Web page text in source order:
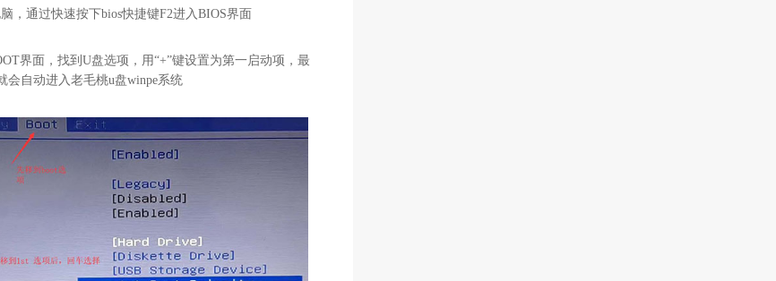
，通过快速按下bios快捷键F2进入BIOS界面
界面，找到U盘选项，用“+”键设置为第一启动项，最
会自动进入老毛桃u盘winpe系统